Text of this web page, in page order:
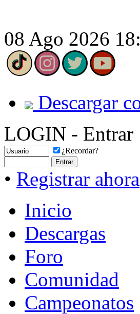
08 Ago 2026
Descargar
LOGIN - Entrar
¿Recordar?
• Registrar ahora
Inicio
Descargas
Foro
Comunidad
Campeonatos